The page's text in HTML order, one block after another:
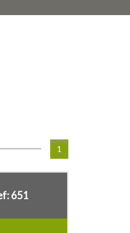
1
651